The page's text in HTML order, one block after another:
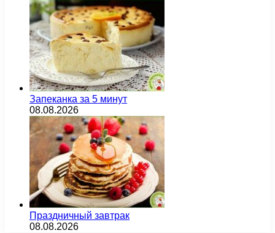
Запеканка за 5 минут
08.08.2026
Праздничный завтрак
08.08.2026